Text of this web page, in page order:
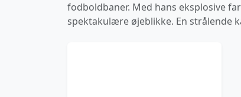
fodboldbaner. Med hans eksplosive
spektakulære øjeblikke. En strålende